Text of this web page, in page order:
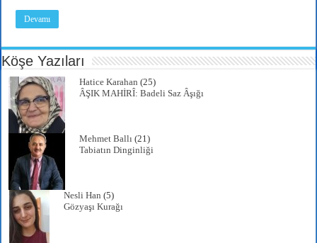
Devamı
Köşe Yazıları
Hatice Karahan (25)
ÂŞIK MAHİRÎ: Badeli Saz Âşığı
Mehmet Ballı (21)
Tabiatın Dinginliği
Nesli Han (5)
Gözyaşı Kurağı